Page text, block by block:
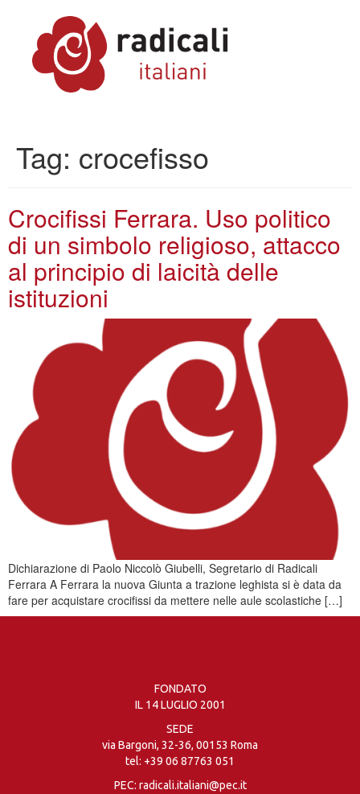
Tag: crocefisso
Crocifissi Ferrara. Uso politico
di un simbolo religioso, attacco
al principio di laicità delle
istituzioni
Dichiarazione di Paolo Niccolò Giubelli, Segretario di Radicali
Ferrara A Ferrara la nuova Giunta a trazione leghista si è data da
fare per acquistare crocifissi da mettere nelle aule scolastiche […]
FONDATO
IL 14 LUGLIO 2001
SEDE
via Bargoni, 32-36, 00153 Roma
tel: +39 06 87763 051
PEC: radicali.italiani@pec.it